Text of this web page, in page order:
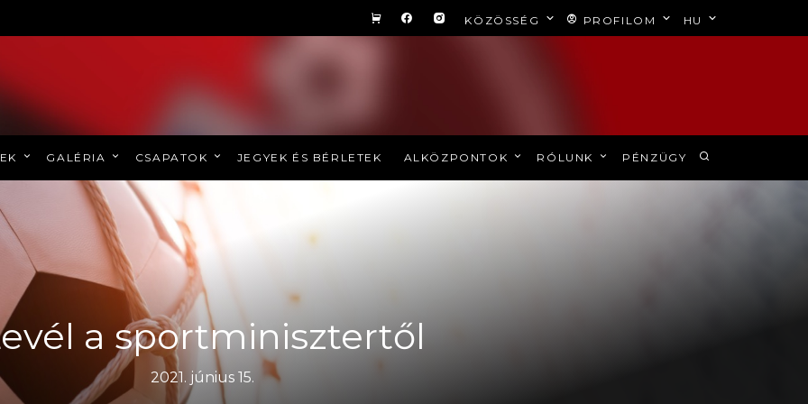
KÖZÖSSÉG PROFILOM HU
GALÉRIA CSAPATOK JEGYEK ÉS BÉRLETEK ALKÖZPONTOK RÓLUNK PÉNZÜGY
a sportminisztertől
2021. június 15.